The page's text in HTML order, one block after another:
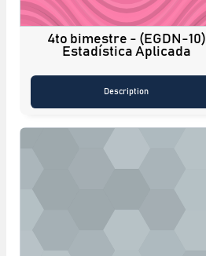
4to bimestre - (EGDN-10)
Estadística Aplicada
Description